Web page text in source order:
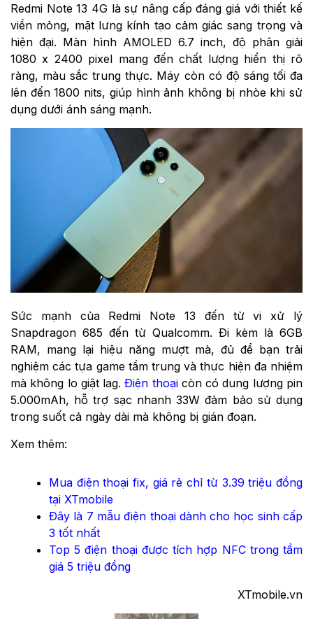
Redmi Note 13 4G là sự nâng cấp đáng giá với thiết kế
viền mỏng, mặt lưng kính tạo cảm giác sang trọng và
hiện đại. Màn hình AMOLED 6.7 inch, độ phân giải
1080 x 2400 pixel mang đến chất lượng hiển thị rõ
ràng, màu sắc trung thực. Máy còn có độ sáng tối đa
lên đến 1800 nits, giúp hình ảnh không bị nhòe khi sử
dụng dưới ánh sáng mạnh.
Sức mạnh của Redmi Note 13 đến từ vi xử lý
Snapdragon 685 đến từ Qualcomm. Đi kèm là 6GB
RAM, mang lại hiệu năng mượt mà, đủ để bạn trải
nghiệm các tựa game tầm trung và thực hiện đa nhiệm
mà không lo giật lag.Điện thoạicòn có dung lượng pin
5.000mAh, hỗ trợ sạc nhanh 33W đảm bảo sử dụng
trong suốt cả ngày dài mà không bị gián đoạn.
Xem thêm:
Mua điện thoại fix, giá rẻ chỉ từ 3.39 triệu đồng
tại XTmobile
Đây là 7 mẫu điện thoại dành cho học sinh cấp
3 tốt nhất
Top 5 điện thoại được tích hợp NFC trong tầm
giá 5 triệu đồng
XTmobile.vn